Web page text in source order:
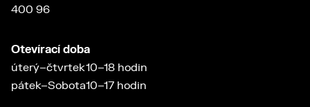
400 96
Otevírací doba
úterý–čtvrtek
pátek–Sobota
10–18 hodin
10–17 hodin